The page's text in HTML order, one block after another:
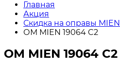
Главная
Акция
Скидка на оправы MIEN
ОМ MIEN 19064 C2
ОМ MIEN 19064 C2